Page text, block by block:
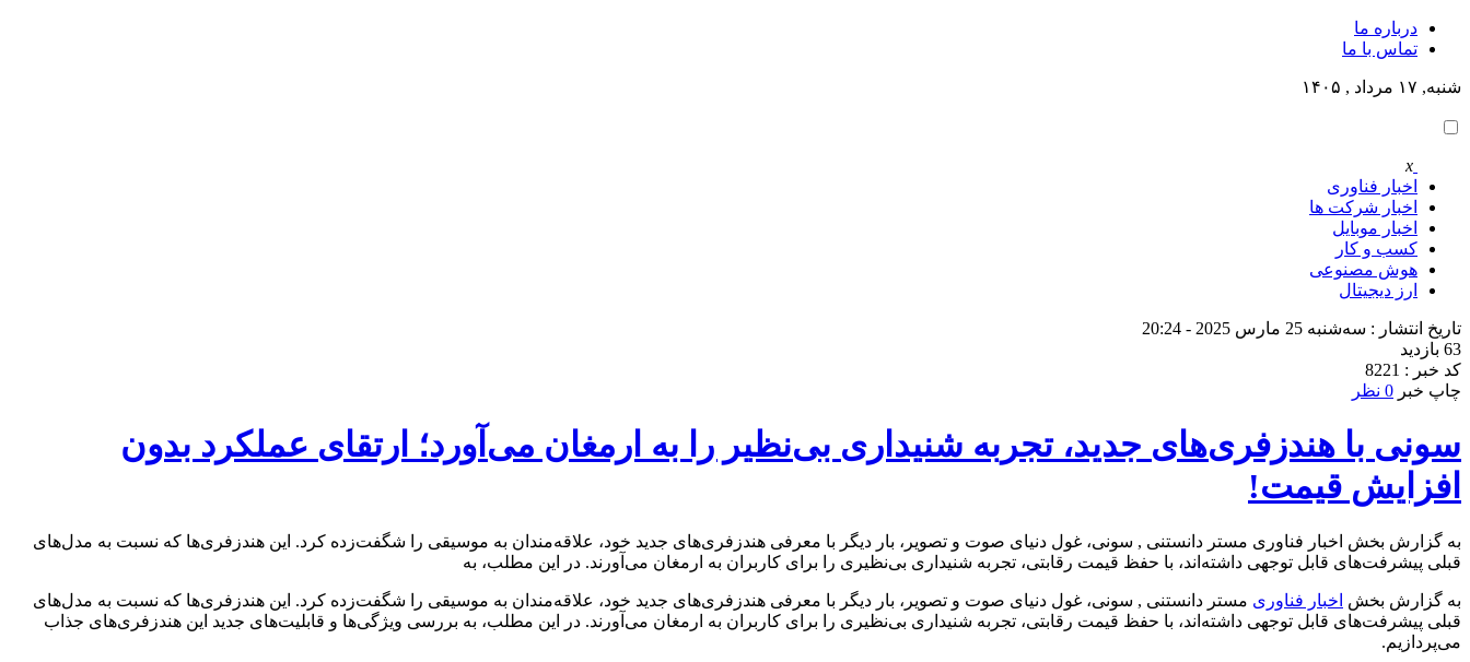
درباره ما
تماس با ما
شنبه, ۱۷ مرداد , ۱۴۰۵
x
اخبار فناوری
اخبار شرکت ها
اخبار موبایل
کسب و کار
هوش مصنوعی
ارز دیجیتال
تاریخ انتشار : سه‌شنبه 25 مارس 2025 - 20:24
63 بازدید
کد خبر : 8221
چاپ خبر 0 نظر
سونی با هندزفری‌های جدید، تجربه شنیداری بی‌نظیر را به ارمغان می‌آورد؛ ارتقای عملکرد بدون
افزایش قیمت!
به گزارش بخش اخبار فناوری مستر دانستنی , سونی، غول دنیای صوت و تصویر، بار دیگر با معرفی هندزفری‌های جدید خود، علاقه‌مندان به موسیقی را شگفت‌زده کرد. این هندزفری‌ها که نسبت به مدل‌های
قبلی پیشرفت‌های قابل توجهی داشته‌اند، با حفظ قیمت رقابتی، تجربه شنیداری بی‌نظیری را برای کاربران به ارمغان می‌آورند. در این مطلب، به
به گزارش بخش اخبار فناوری مستر دانستنی , سونی، غول دنیای صوت و تصویر، بار دیگر با معرفی هندزفری‌های جدید خود، علاقه‌مندان به موسیقی را شگفت‌زده کرد. این هندزفری‌ها که نسبت به مدل‌های
قبلی پیشرفت‌های قابل توجهی داشته‌اند، با حفظ قیمت رقابتی، تجربه شنیداری بی‌نظیری را برای کاربران به ارمغان می‌آورند. در این مطلب، به بررسی ویژگی‌ها و قابلیت‌های جدید این هندزفری‌های جذاب
می‌پردازیم.